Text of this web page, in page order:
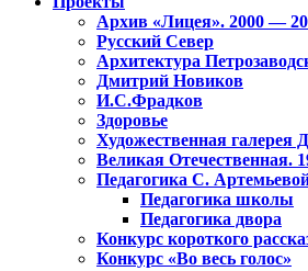
Архив «Лицея». 2000 —
Русский Север
Архитектура
Дмитрий Новиков
И.С.Фрадков
Здоровье
Художественная галерея
Великая Отечественная.
Педагогика С.
Педагогика школы
Педагогика двора
Конкурс короткого
Конкурс «Во весь голос»